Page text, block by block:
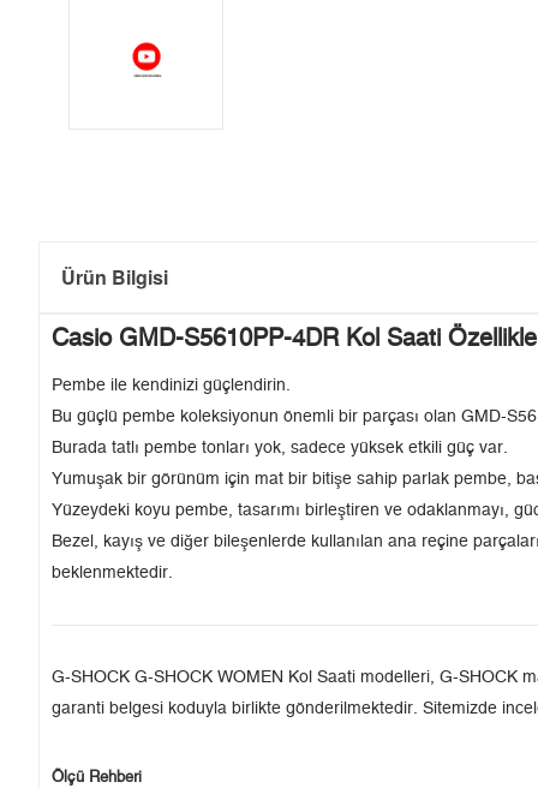
Ürün Bilgisi
Casio GMD-S5610PP-4DR Kol Saati
Pembe ile kendinizi güçlendirin.
Bu güçlü pembe koleksiyonun önemli bir parçası olan GMD-
Burada tatlı pembe tonları yok, sadece yüksek etkili güç var.
Yumuşak bir görünüm için mat bir bitişe sahip parlak pembe,
Yüzeydeki koyu pembe, tasarımı birleştiren ve odaklanmayı,
Bezel, kayış ve diğer bileşenlerde kullanılan ana reçine
beklenmektedir.
G-SHOCK G-SHOCK WOMEN Kol Saati modelleri, G-SHOCK
garanti belgesi koduyla birlikte gönderilmektedir. Sitemizde
Ölçü Rehberi